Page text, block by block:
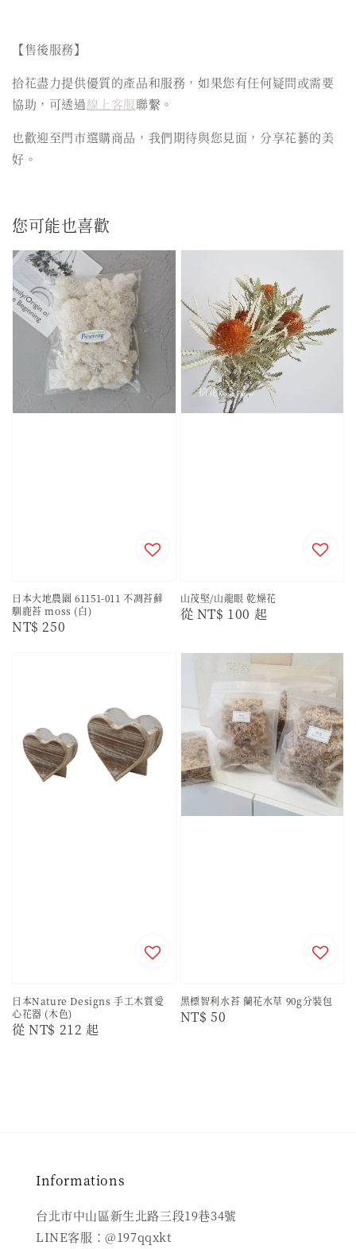
【售後服務】
拾花盡力提供優質的產品和服務，如果您有任何疑問或需要
協助，可透過線上客服聯繫。
也歡迎至門市選購商品，我們期待與您見面，分享花藝的美
好。
您可能也喜歡
日本大地農園 61151-011 不凋苔蘚
馴鹿苔 moss (白)
Regular
NT$ 250
山茂堅/山龍眼 乾燥花
Regular
從 NT$ 100 起
日本Nature Designs 手工木質愛
心花器 (木色)
Regular
從NT$ 212 起
黑標智利水苔 蘭花水草 90g分裝包
Regular
NT$ 50
Informations
台北市中山區新生北路三段19巷34號
LINE客服：@197qqxkt